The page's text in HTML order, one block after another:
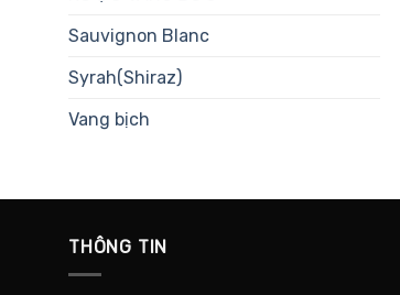
Sauvignon Blanc
Syrah(Shiraz)
Vang bịch
THÔNG TIN